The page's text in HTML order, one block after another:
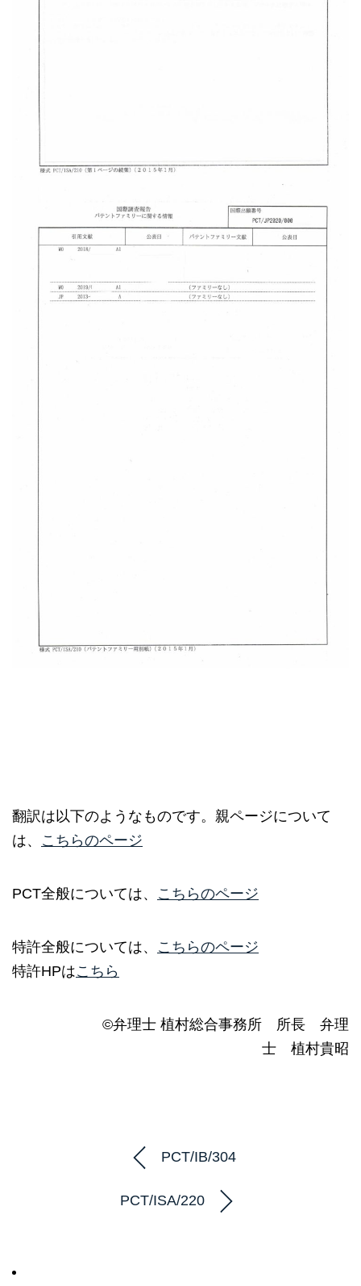
翻訳は以下のようなものです。親ページについて
は、 こちらのページ
PCT全般については、 こちらのページ
特許全般については、 こちらのページ
特許HPはこちら
©弁理士 植村総合事務所 所長 弁理
士 植村貴昭
PCT/IB/304
PCT/ISA/220